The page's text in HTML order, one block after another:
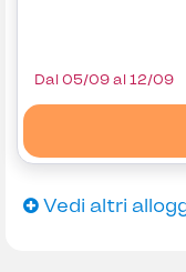
Dal 05/09 al 12/09
Vedi altri